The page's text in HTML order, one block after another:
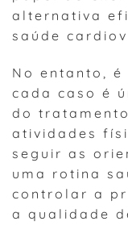
alternativa
saúde
No entanto,
cada caso é
do
atividades
seguir as
uma rotina
controlar a
a qualidade